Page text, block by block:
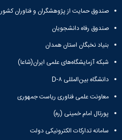
غذایی
سالن
تشریح
خدمات
آزمایشگاهی
تعرفه
نشریات
Avicenna
Veterinary
Research
صندوق حمایت از پژوهشگران و فناوران کشور
صندوق رفاه دانشجویان
بنیاد نخبگان استان همدان
شبکه آزمایشگاه‌های علمی ایران(شاعا)
دانشگاه بین‌المللی D-۸
معاونت علمی فناوری ریاست جمهوری
پورتال امام خمینی (ره)
سامانه تدارکات الکترونیکی دولت